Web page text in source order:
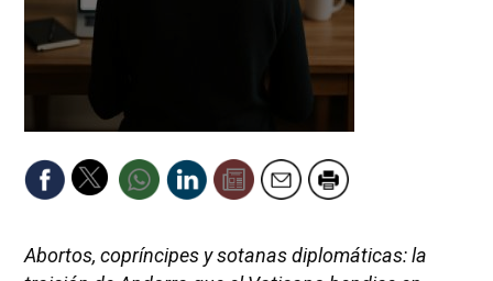
Abortos, copríncipes y sotanas diplomáticas: la